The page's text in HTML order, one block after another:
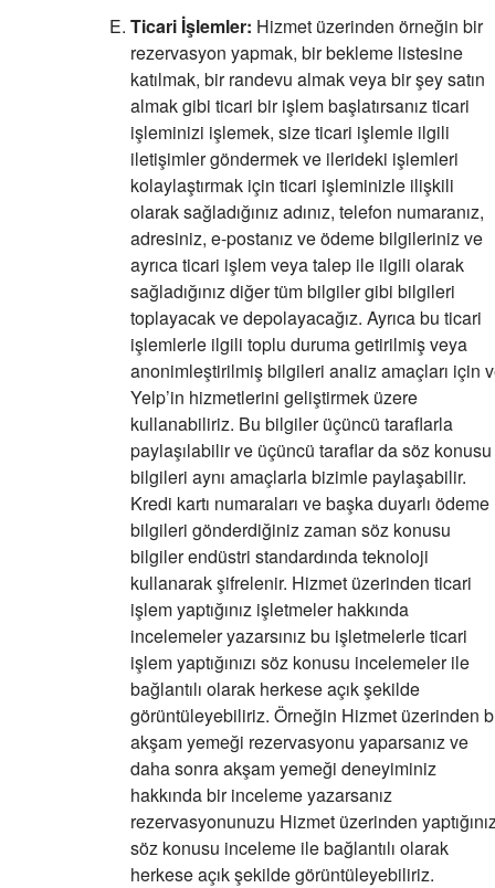
Ticari İşlemler: Hizmet üzerinden örneğin bir
rezervasyon yapmak, bir bekleme listesine
katılmak, bir randevu almak veya bir şey satın
almak gibi ticari bir işlem başlatırsanız ticari
işleminizi işlemek, size ticari işlemle ilgili
iletişimler göndermek ve ilerideki işlemleri
kolaylaştırmak için ticari işleminizle ilişkili
olarak sağladığınız adınız, telefon numaranız,
adresiniz, e-postanız ve ödeme bilgileriniz ve
ayrıca ticari işlem veya talep ile ilgili olarak
sağladığınız diğer tüm bilgiler gibi bilgileri
toplayacak ve depolayacağız. Ayrıca bu ticari
işlemlerle ilgili toplu duruma getirilmiş veya
anonimleştirilmiş bilgileri analiz amaçları için
Yelp’in hizmetlerini geliştirmek üzere
kullanabiliriz. Bu bilgiler üçüncü taraflarla
paylaşılabilir ve üçüncü taraflar da söz konusu
bilgileri aynı amaçlarla bizimle paylaşabilir.
Kredi kartı numaraları ve başka duyarlı ödeme
bilgileri gönderdiğiniz zaman söz konusu
bilgiler endüstri standardında teknoloji
kullanarak şifrelenir. Hizmet üzerinden ticari
işlem yaptığınız işletmeler hakkında
incelemeler yazarsınız bu işletmelerle ticari
işlem yaptığınızı söz konusu incelemeler ile
bağlantılı olarak herkese açık şekilde
görüntüleyebiliriz. Örneğin Hizmet üzerinden
akşam yemeği rezervasyonu yaparsanız ve
daha sonra akşam yemeği deneyiminiz
hakkında bir inceleme yazarsanız
rezervasyonunuzu Hizmet üzerinden
söz konusu inceleme ile bağlantılı olarak
herkese açık şekilde görüntüleyebiliriz.